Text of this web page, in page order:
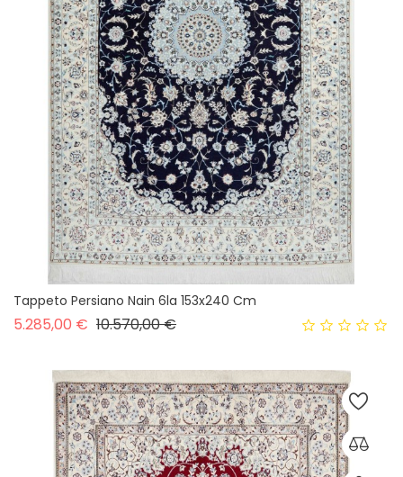
Tappeto Persiano Nain 6la 153x240 Cm
5.285,00 € Prezzo base
10.570,00 €Prezzo